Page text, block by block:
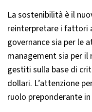
La sostenibilità è il
reinterpretare i fattori
governance sia per le
management sia per
gestiti sulla base di
dollari. L’attenzione
ruolo preponderante